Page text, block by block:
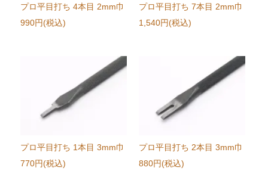
プロ平目打ち 4本目 2mm巾
990円(税込)
プロ平目打ち 7本目 2mm巾
1,540円(税込)
プロ平目打ち 1本目 3mm巾
770円(税込)
プロ平目打ち 2本目 3mm巾
880円(税込)